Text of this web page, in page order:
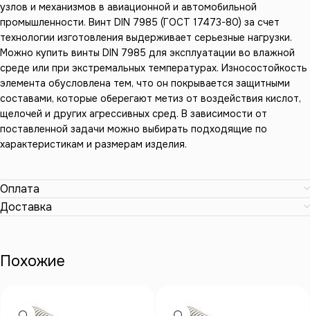
узлов и механизмов в авиационной и автомобильной
промышленности. Винт DIN 7985 (ГОСТ 17473-80) за счет
технологии изготовления выдерживает серьезные нагрузки.
Можно купить винты DIN 7985 для эксплуатации во влажной
среде или при экстремальных температурах. Износостойкость
элемента обусловлена тем, что он покрывается защитными
составами, которые оберегают метиз от воздействия кислот,
щелочей и других агрессивных сред. В зависимости от
поставленной задачи можно выбирать подходящие по
характеристикам и размерам изделия.
Оплата
Доставка
Похожие